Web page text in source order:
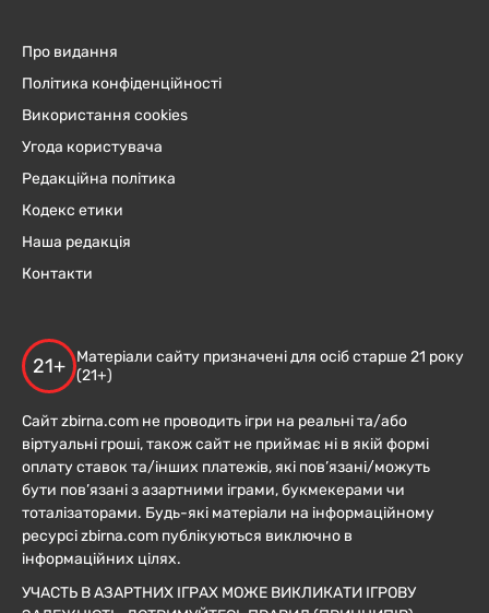
Про видання
Політика конфіденційності
Використання cookies
Угода користувача
Редакційна політика
Кодекс етики
Наша редакція
Контакти
21+
Матеріали сайту призначені для осіб старше 21 року
(21+)
Сайт zbirna.com не проводить ігри на реальні та/або
віртуальні гроші, також сайт не приймає ні в якій формі
оплату ставок та/інших платежів, які пов’язані/можуть
бути пов’язані з азартними іграми, букмекерами чи
тоталізаторами. Будь-які матеріали на інформаційному
ресурсі zbirna.com публікуються виключно в
інформаційних цілях.
УЧАСТЬ В АЗАРТНИХ ІГРАХ МОЖЕ ВИКЛИКАТИ ІГРОВУ